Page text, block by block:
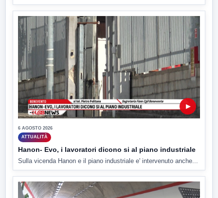
▶
6 AGOSTO 2026
ATTUALITÀ
Hanon- Evo, i lavoratori dicono si al piano industriale
Sulla vicenda Hanon e il piano industriale e' intervenuto anche...